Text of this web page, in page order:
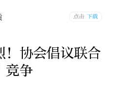
！协会倡议联合
争